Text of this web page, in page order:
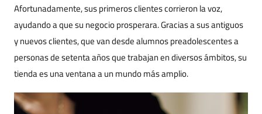
Afortunadamente, sus primeros clientes corrieron la voz,
ayudando a que su negocio prosperara. Gracias a sus antiguos
y nuevos clientes, que van desde alumnos preadolescentes a
personas de setenta años que trabajan en diversos ámbitos, su
tienda es una ventana a un mundo más amplio.